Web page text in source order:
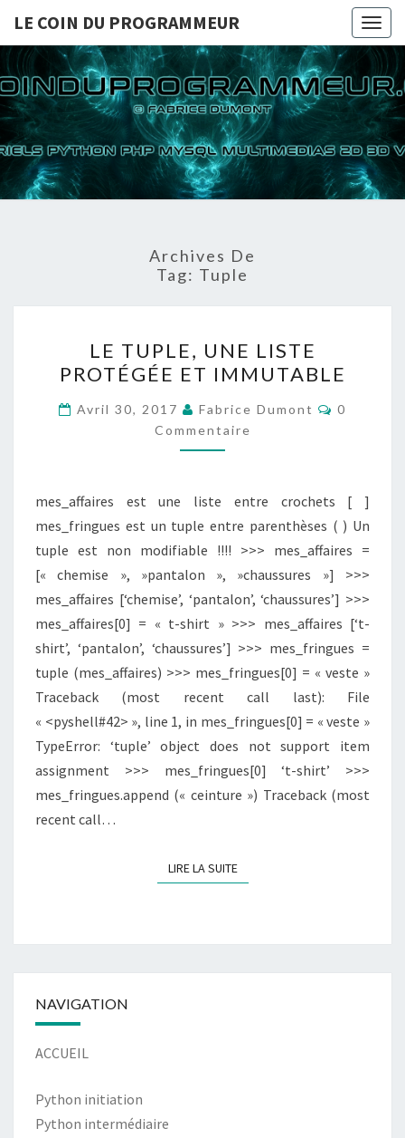
LE COIN DU PROGRAMMEUR
LE
TUTORIELS
PYTHON PHP
MYSQL
MULTIMEDIAS
2D 3D VIDEOS
Archives De
Tag: Tuple
TUPLE,
UNE
LISTE
PROTÉGÉE
ET
LE TUPLE, UNE LISTE
PROTÉGÉE ET IMMUTABLE
Avril 30, 2017 Fabrice Dumont
0
Commentaire
mes_affaires est une liste entre crochets [ ]
mes_fringues est un tuple entre parenthèses ( ) Un
tuple est non modifiable !!!! >>> mes_affaires =
[« chemise », »pantalon », »chaussures »] >>>
mes_affaires [‘chemise’, ‘pantalon’, ‘chaussures’] >>>
mes_affaires[0] = « t-shirt » >>> mes_affaires [‘t-
shirt’, ‘pantalon’, ‘chaussures’] >>> mes_fringues =
tuple (mes_affaires) >>> mes_fringues[0] = « veste »
Traceback (most recent call last): File
« <pyshell#42> », line 1, in mes_fringues[0] = « veste »
TypeError: ‘tuple’ object does not support item
assignment >>> mes_fringues[0] ‘t-shirt’ >>>
mes_fringues.append (« ceinture ») Traceback (most
recent call…
LIRE LA SUITELIRE LA SUITE
NAVIGATION
ACCUEIL
Python initiation
Python intermédiaire